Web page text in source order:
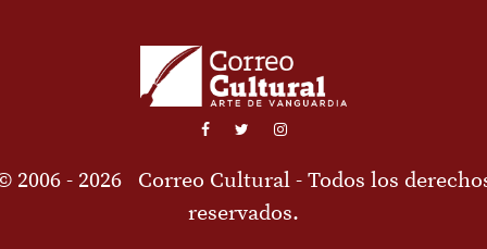
2006 - 2026 Correo Cultural - Todos los
reservados.